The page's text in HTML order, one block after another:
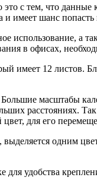
с тем, что
и имеет шанс
использование, а
в офисах,
имеет 12 листов.
масштабы
расстояниях.
для его
одним
удобства